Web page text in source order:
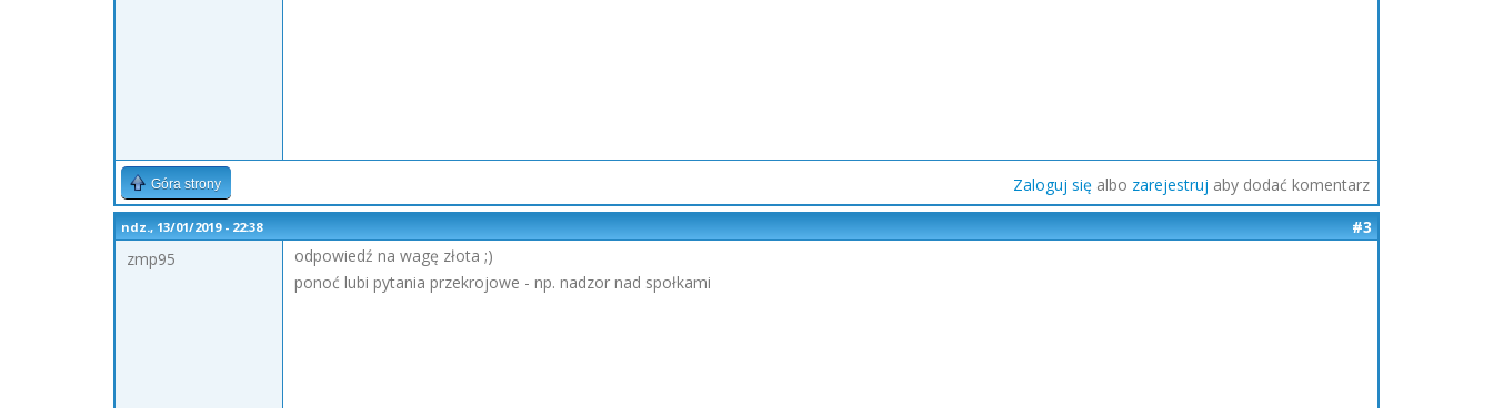
Góra strony Zaloguj się albo zarejestruj aby dodać komentarz
ndz., 13/01/2019 - 22:38
#3
zmp95
odpowiedź na wagę złota ;)
ponoć lubi pytania przekrojowe - np. nadzor nad społkami